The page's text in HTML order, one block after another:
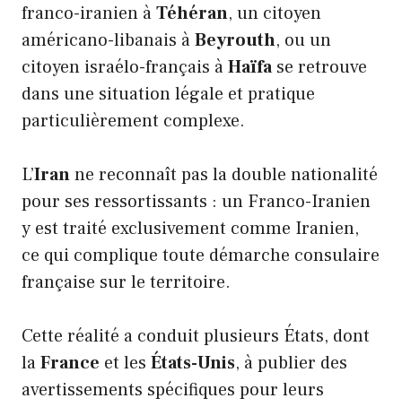
franco-iranien àTéhéran, un citoyen
américano-libanais àBeyrouth, ou un
citoyen israélo-français àHaïfase retrouve
dans une situation légale et pratique
particulièrement complexe.
L’Iranne reconnaît pas la double nationalité
pour ses ressortissants : un Franco-Iranien
y est traité exclusivement comme Iranien,
ce qui complique toute démarche consulaire
française sur le territoire.
Cette réalité a conduit plusieurs États, dont
laFrance et les États-Unis, à publier des
avertissements spécifiques pour leurs